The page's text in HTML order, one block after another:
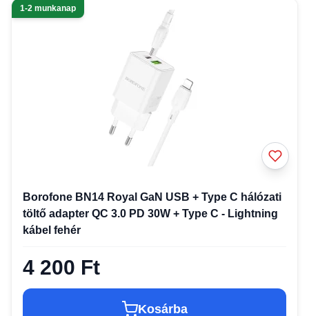
1-2 munkanap
Borofone BN14 Royal GaN USB + Type C hálózati
töltő adapter QC 3.0 PD 30W + Type C - Lightning
kábel fehér
4 200 Ft
Kosárba